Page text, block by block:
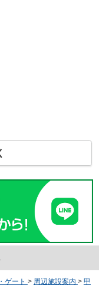
ゲート > 周辺施設案内 > 甲